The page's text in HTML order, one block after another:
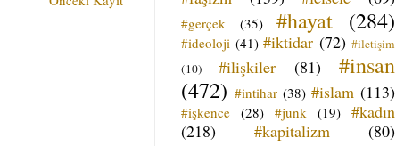
#gerçek (35) #hayat (284)
#ideoloji (41) #iktidar (72) #iletişim
(10)
#ilişkiler (81)
#insan
(472) #intihar (38) #islam (113)
#işkence (28) #junk (19) #kadın
(218)
#kapitalizm (80)